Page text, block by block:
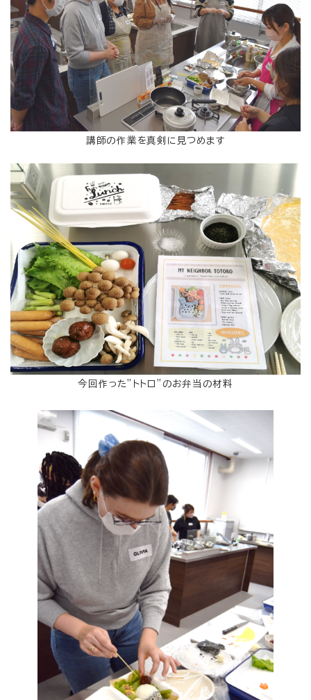
講師の作業を真剣に見つめます
今回作った”トトロ”のお弁当の材料